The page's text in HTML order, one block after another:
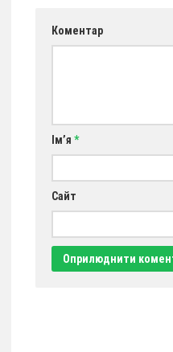
Коментар
Ім’я *
Сайт